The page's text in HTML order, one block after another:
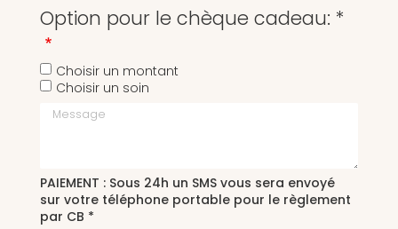
Option pour le chèque cadeau: *
Choisir un montant
Choisir un soin
Message
PAIEMENT : Sous 24h un SMS vous sera envoyé
sur votre téléphone portable pour le règlement
par CB *